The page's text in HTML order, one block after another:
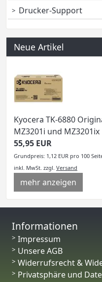
Drucker-Support
Neue Artikel
Kyocera TK-6880
MZ3201i und MZ3201ix
55,95 EUR
Grundpreis: 1,12 EUR pro 100
inkl. MwSt. zzgl. Versand
mehr anzeigen
Informationen
Impressum
Unsere AGB
Widerrufsrecht &
Privatsphäre und